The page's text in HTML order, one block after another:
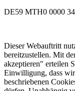
DE59 MTH0 0000
Dieser Webauftritt
bereitzustellen. Mit
akzeptieren" erteilen
Einwilligung, dass
beschriebenen